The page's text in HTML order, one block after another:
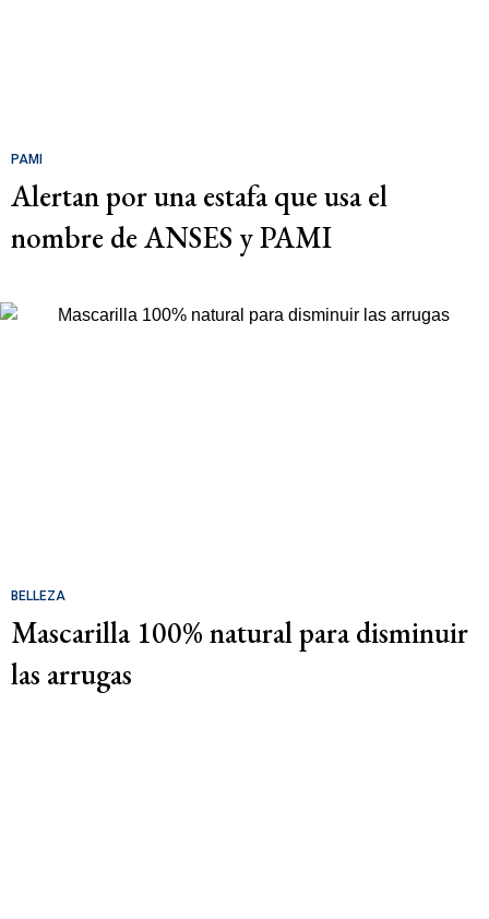
PAMI
Alertan por una estafa que usa el
nombre de ANSES y PAMI
BELLEZA
Mascarilla 100% natural para disminuir
las arrugas